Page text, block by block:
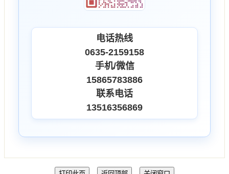
电话热线
0635-2159158
手机/微信
15865783886
联系电话
13516356869